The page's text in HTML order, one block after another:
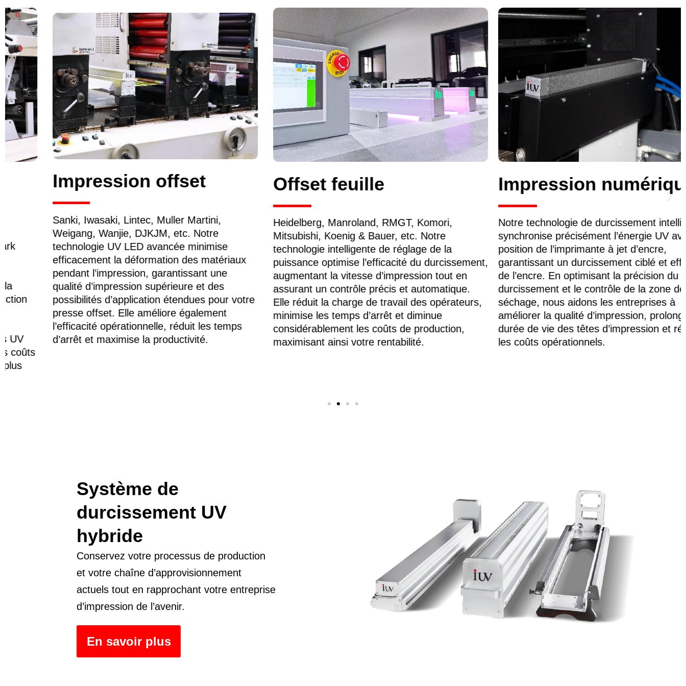
Impression offset
Sanki, Iwasaki, Lintec, Muller Martini,
Weigang, Wanjie, DJKJM, etc. Notre
technologie UV LED avancée minimise
efficacement la déformation des matériaux
pendant l’impression, garantissant une
qualité d’impression supérieure et des
possibilités d’application étendues pour votre
presse offset. Elle améliore également
l’efficacité opérationnelle, réduit les temps
d’arrêt et maximise la productivité.
Offset feuille
Heidelberg, Manroland, RMGT, Komori,
Mitsubishi, Koenig & Bauer, etc. Notre
technologie intelligente de réglage de la
puissance optimise l’efficacité du durcissement,
augmentant la vitesse d’impression tout en
assurant un contrôle précis et automatique.
Elle réduit la charge de travail des opérateurs,
minimise les temps d’arrêt et diminue
considérablement les coûts de production,
maximisant ainsi votre rentabilité.
Impression numérique
Notre technologie de durcissement intelligente
synchronise précisément l’énergie UV avec la
position de l’imprimante à jet d’encre,
garantissant un durcissement ciblé et efficace
de l’encre. En optimisant la précision du
durcissement et le contrôle de la zone de
séchage, nous aidons les entreprises à
améliorer la qualité d’impression, prolonger la
durée de vie des têtes d’impression et réduire
les coûts opérationnels.
Système de
durcissement UV
hybride
Conservez votre processus de production
et votre chaîne d’approvisionnement
actuels tout en rapprochant votre entreprise
d’impression de l’avenir.
En savoir plus